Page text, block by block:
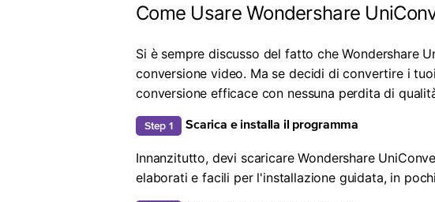
Come Usare Wondershare
Si è sempre discusso del fatto che Wondershare
conversione video. Ma se decidi di convertire i
conversione efficace con nessuna perdita di
Step 1 Scarica e installa il programma
Innanzitutto, devi scaricare Wondershare
elaborati e facili per l'installazione guidata, in